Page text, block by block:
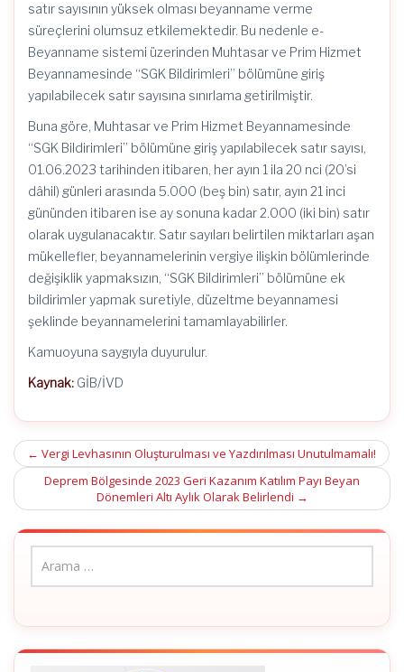
satır sayısının yüksek olması beyanname verme
süreçlerini olumsuz etkilemektedir. Bu nedenle e-
Beyanname sistemi üzerinden Muhtasar ve Prim Hizmet
Beyannamesinde “SGK Bildirimleri” bölümüne giriş
yapılabilecek satır sayısına sınırlama getirilmiştir.
Buna göre, Muhtasar ve Prim Hizmet Beyannamesinde
“SGK Bildirimleri” bölümüne giriş yapılabilecek satır sayısı,
01.06.2023 tarihinden itibaren, her ayın 1 ila 20 nci (20’si
dâhil) günleri arasında 5.000 (beş bin) satır, ayın 21 inci
gününden itibaren ise ay sonuna kadar 2.000 (iki bin) satır
olarak uygulanacaktır. Satır sayıları belirtilen miktarları aşan
mükellefler, beyannamelerinin vergiye ilişkin bölümlerinde
değişiklik yapmaksızın, “SGK Bildirimleri” bölümüne ek
bildirimler yapmak suretiyle, düzeltme beyannamesi
şeklinde beyannamelerini tamamlayabilirler.
Kamuoyuna saygıyla duyurulur.
Kaynak: GİB/İVD
Post
navigation
← Vergi Levhasının Oluşturulması ve Yazdırılması Unutulmamalı!
Deprem Bölgesinde 2023 Geri Kazanım Katılım Payı Beyan
Dönemleri Altı Aylık Olarak Belirlendi →